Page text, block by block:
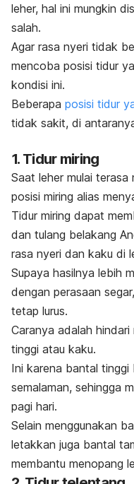
leher, hal ini mungkin
salah.
Agar rasa nyeri tidak
mencoba posisi tidur
kondisi ini.
Beberapa posisi tidur
tidak sakit, di
1. Tidur miring
Saat leher mulai
posisi miring alias
Tidur miring dapat
dan tulang belakang
rasa nyeri dan kaku di
Supaya hasilnya lebih
dengan perasaan
tetap lurus.
Caranya adalah
tinggi atau kaku.
Ini karena bantal
semalaman, sehingga
pagi hari.
Selain menggunakan
letakkan juga bantal
membantu menopang